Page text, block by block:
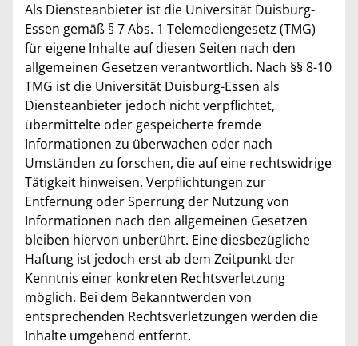
Als Diensteanbieter ist die Universität Duisburg-
Essen gemäß § 7 Abs. 1 Telemediengesetz (TMG)
für eigene Inhalte auf diesen Seiten nach den
allgemeinen Gesetzen verantwortlich. Nach §§ 8-10
TMG ist die Universität Duisburg-Essen als
Diensteanbieter jedoch nicht verpflichtet,
übermittelte oder gespeicherte fremde
Informationen zu überwachen oder nach
Umständen zu forschen, die auf eine rechtswidrige
Tätigkeit hinweisen. Verpflichtungen zur
Entfernung oder Sperrung der Nutzung von
Informationen nach den allgemeinen Gesetzen
bleiben hiervon unberührt. Eine diesbezügliche
Haftung ist jedoch erst ab dem Zeitpunkt der
Kenntnis einer konkreten Rechtsverletzung
möglich. Bei dem Bekanntwerden von
entsprechenden Rechtsverletzungen werden die
Inhalte umgehend entfernt.